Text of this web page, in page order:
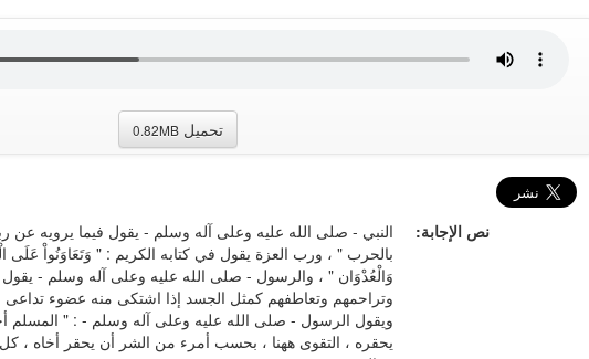
تحميل 0.82MB
نص الإجابة:
النبي - صلى الله عليه وعلى آله وسلم - يقول فيما يرويه عن
بالحرب " ، ورب العزة يقول في كتابه الكريم : " وَتَعَاوَنُواْ عَلَى
وَالْعُدْوَان " ، والرسول - صلى الله عليه وعلى آله وسلم -
وتراحمهم وتعاطفهم كمثل الجسد إذا اشتكى منه عضوء تداعى
ويقول الرسول - صلى الله عليه وعلى آله وسلم - : " المسلم
يحقره ، التقوى ههنا ، بحسب أمرء من الشر أن يحقر أخاه ،